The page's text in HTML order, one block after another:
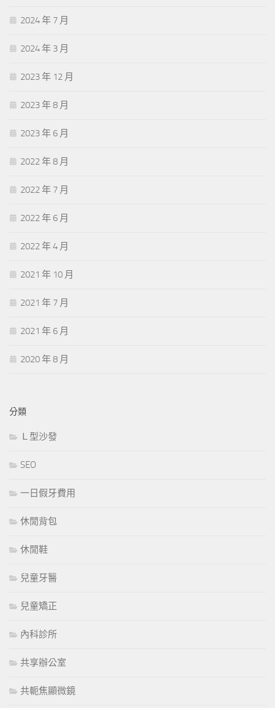
2024 年 7 月
2024 年 3 月
2023 年 12 月
2023 年 8 月
2023 年 6 月
2022 年 8 月
2022 年 7 月
2022 年 6 月
2022 年 4 月
2021 年 10 月
2021 年 7 月
2021 年 6 月
2020 年 8 月
分類
Ｌ型沙發
SEO
一日假牙費用
休閒背包
休閒鞋
兒童牙醫
兒童矯正
內科診所
共享辦公室
共軛焦顯微鏡